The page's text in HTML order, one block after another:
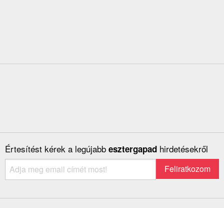
Értesítést kérek a legújabb esztergapad hirdetésekről